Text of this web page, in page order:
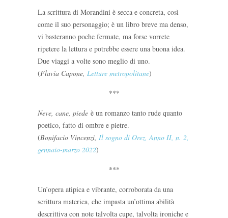
La scrittura di Morandini è secca e concreta, così
come il suo personaggio; è un libro breve ma denso,
vi basteranno poche fermate, ma forse vorrete
ripetere la lettura e potrebbe essere una buona idea.
Due viaggi a volte sono meglio di uno.
(Flavia Capone, Letture metropolitane)
***
Neve, cane, piede è un romanzo tanto rude quanto
poetico, fatto di ombre e pietre.
(Bonifacio Vincenzi, Il sogno di Orez, Anno II, n. 2,
gennaio-marzo 2022)
***
Un’opera atipica e vibrante, corroborata da una
scrittura materica, che impasta un’ottima abilità
descrittiva con note talvolta cupe, talvolta ironiche e